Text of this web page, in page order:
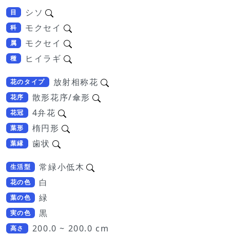
目 シソ
科 モクセイ
属 モクセイ
種 ヒイラギ
花のタイプ 放射相称花
花序 散形花序/傘形
花冠 4弁花
葉形 楕円形
葉縁 歯状
生活型 常緑小低木
花の色 白
葉の色 緑
実の色 黒
高さ 200.0 ~ 200.0 cm